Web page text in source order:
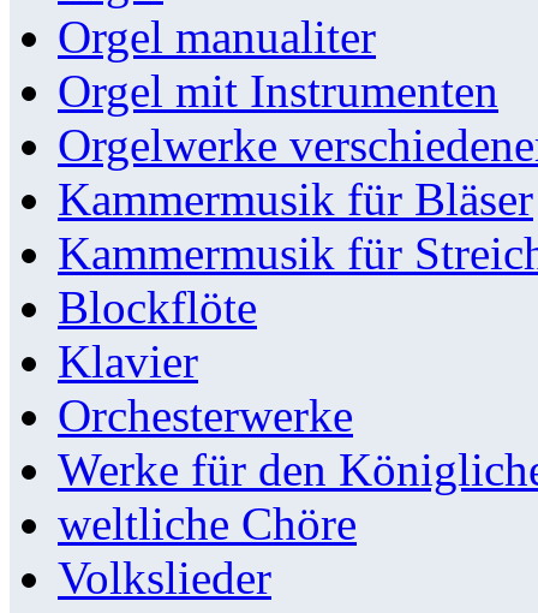
Orgel manualiter
Orgel mit Instrumenten
Orgelwerke
Kammermusik für Bläser
Kammermusik für
Blockflöte
Klavier
Orchesterwerke
Werke für den
weltliche Chöre
Volkslieder